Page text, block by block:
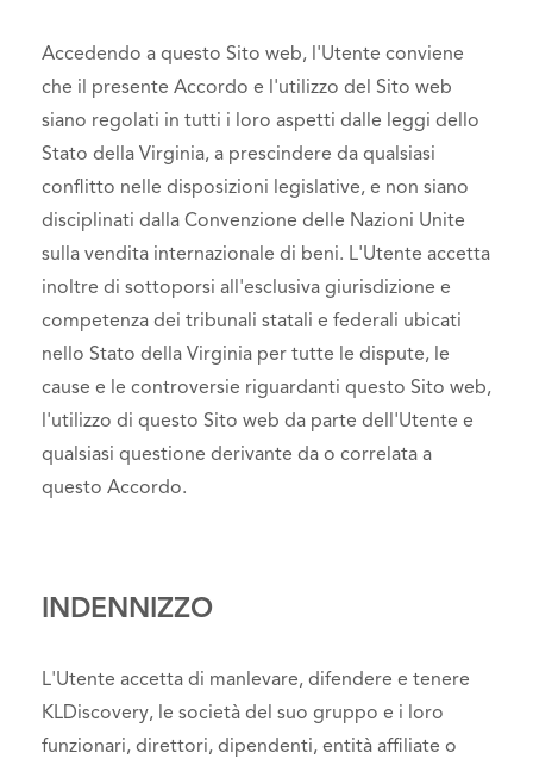
Accedendo a questo Sito web, l'Utente conviene
che il presente Accordo e l'utilizzo del Sito web
siano regolati in tutti i loro aspetti dalle leggi dello
Stato della Virginia, a prescindere da qualsiasi
conflitto nelle disposizioni legislative, e non siano
disciplinati dalla Convenzione delle Nazioni Unite
sulla vendita internazionale di beni. L'Utente accetta
inoltre di sottoporsi all'esclusiva giurisdizione e
competenza dei tribunali statali e federali ubicati
nello Stato della Virginia per tutte le dispute, le
cause e le controversie riguardanti questo Sito web,
l'utilizzo di questo Sito web da parte dell'Utente e
qualsiasi questione derivante da o correlata a
questo Accordo.
INDENNIZZO
L'Utente accetta di manlevare, difendere e tenere
KLDiscovery, le società del suo gruppo e i loro
funzionari, direttori, dipendenti, entità affiliate o